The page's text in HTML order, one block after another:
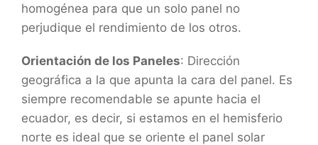
homogénea para que un solo panel no
perjudique el rendimiento de los otros.
Orientación de los Paneles: Dirección
geográfica a la que apunta la cara del panel. Es
siempre recomendable se apunte hacia el
ecuador, es decir, si estamos en el hemisferio
norte es ideal que se oriente el panel solar